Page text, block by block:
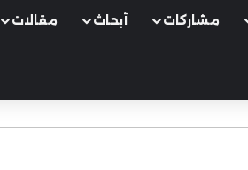
مشاركات أبحاث مقالات